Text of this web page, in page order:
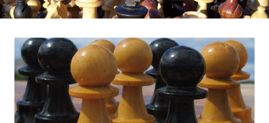
Inhalt
springen